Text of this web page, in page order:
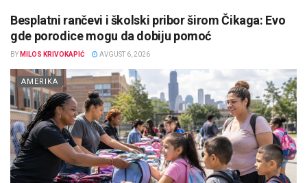
Besplatni rančevi i školski pribor širom Čikaga: Evo
gde porodice mogu da dobiju pomoć
BY MILOS KRIVOKAPIĆ AVGUST 6, 2026
AMERIKA